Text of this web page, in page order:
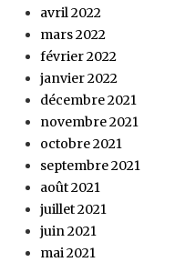
avril 2022
mars 2022
février 2022
janvier 2022
décembre 2021
novembre 2021
octobre 2021
septembre 2021
août 2021
juillet 2021
juin 2021
mai 2021